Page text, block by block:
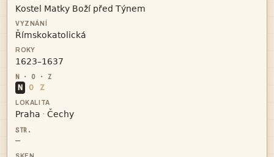



N O Z
 · 
—